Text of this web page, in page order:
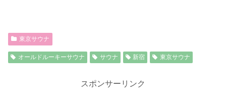
東京サウナ
オールドルーキーサウナ サウナ 新宿 東京サウナ
スポンサーリンク